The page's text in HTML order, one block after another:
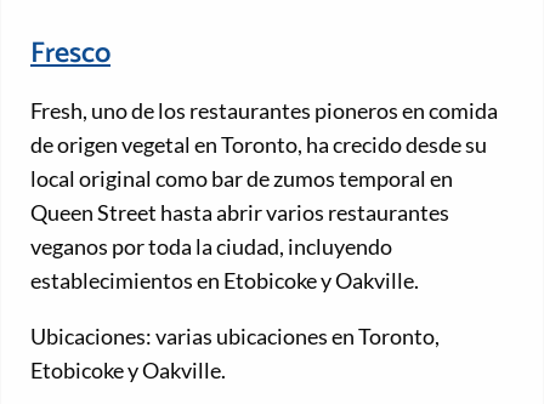
Fresco
Fresh, uno de los restaurantes pioneros en comida
de origen vegetal en Toronto, ha crecido desde su
local original como bar de zumos temporal en
Queen Street hasta abrir varios restaurantes
veganos por toda la ciudad, incluyendo
establecimientos en Etobicoke y Oakville.
Ubicaciones: varias ubicaciones en Toronto,
Etobicoke y Oakville.